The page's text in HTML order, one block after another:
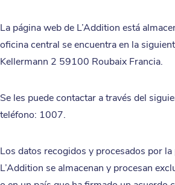
La página web de L’Addition está
oficina central se encuentra en la
Kellermann 2 59100 Roubaix Francia.
Se les puede contactar a través del
teléfono: 1007.
Los datos recogidos y procesados por
L’Addition se almacenan y procesan